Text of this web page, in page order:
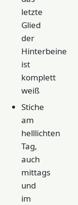
letzte
Glied
der
Hinterbeine
ist
komplett
weiß
Stiche
am
helllichten
Tag,
auch
mittags
und
im